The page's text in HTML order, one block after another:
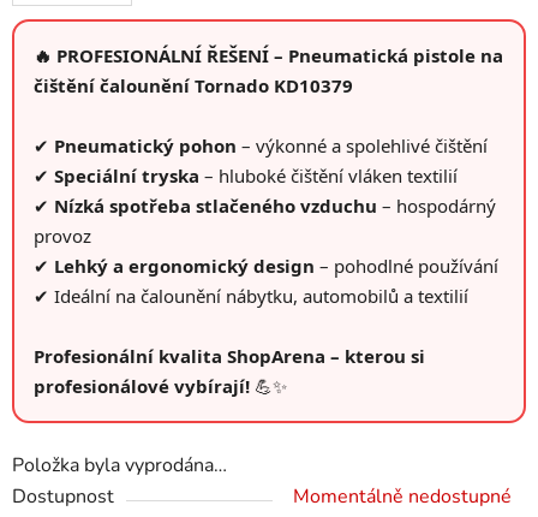
🔥 PROFESIONÁLNÍ ŘEŠENÍ – Pneumatická pistole na
čištění čalounění Tornado KD10379
✔ Pneumatický pohon – výkonné a spolehlivé čištění
✔ Speciální tryska – hluboké čištění vláken textilií
✔ Nízká spotřeba stlačeného vzduchu – hospodárný
provoz
✔ Lehký a ergonomický design – pohodlné používání
✔ Ideální na čalounění nábytku, automobilů a textilií
Profesionální kvalita ShopArena – kterou si
profesionálové vybírají! 💪✨
Položka byla vyprodána…
Dostupnost
Momentálně nedostupné